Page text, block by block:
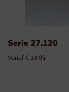
Serie 27.120
Vanaf € 14.95